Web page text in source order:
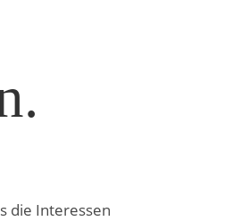
die Interessen